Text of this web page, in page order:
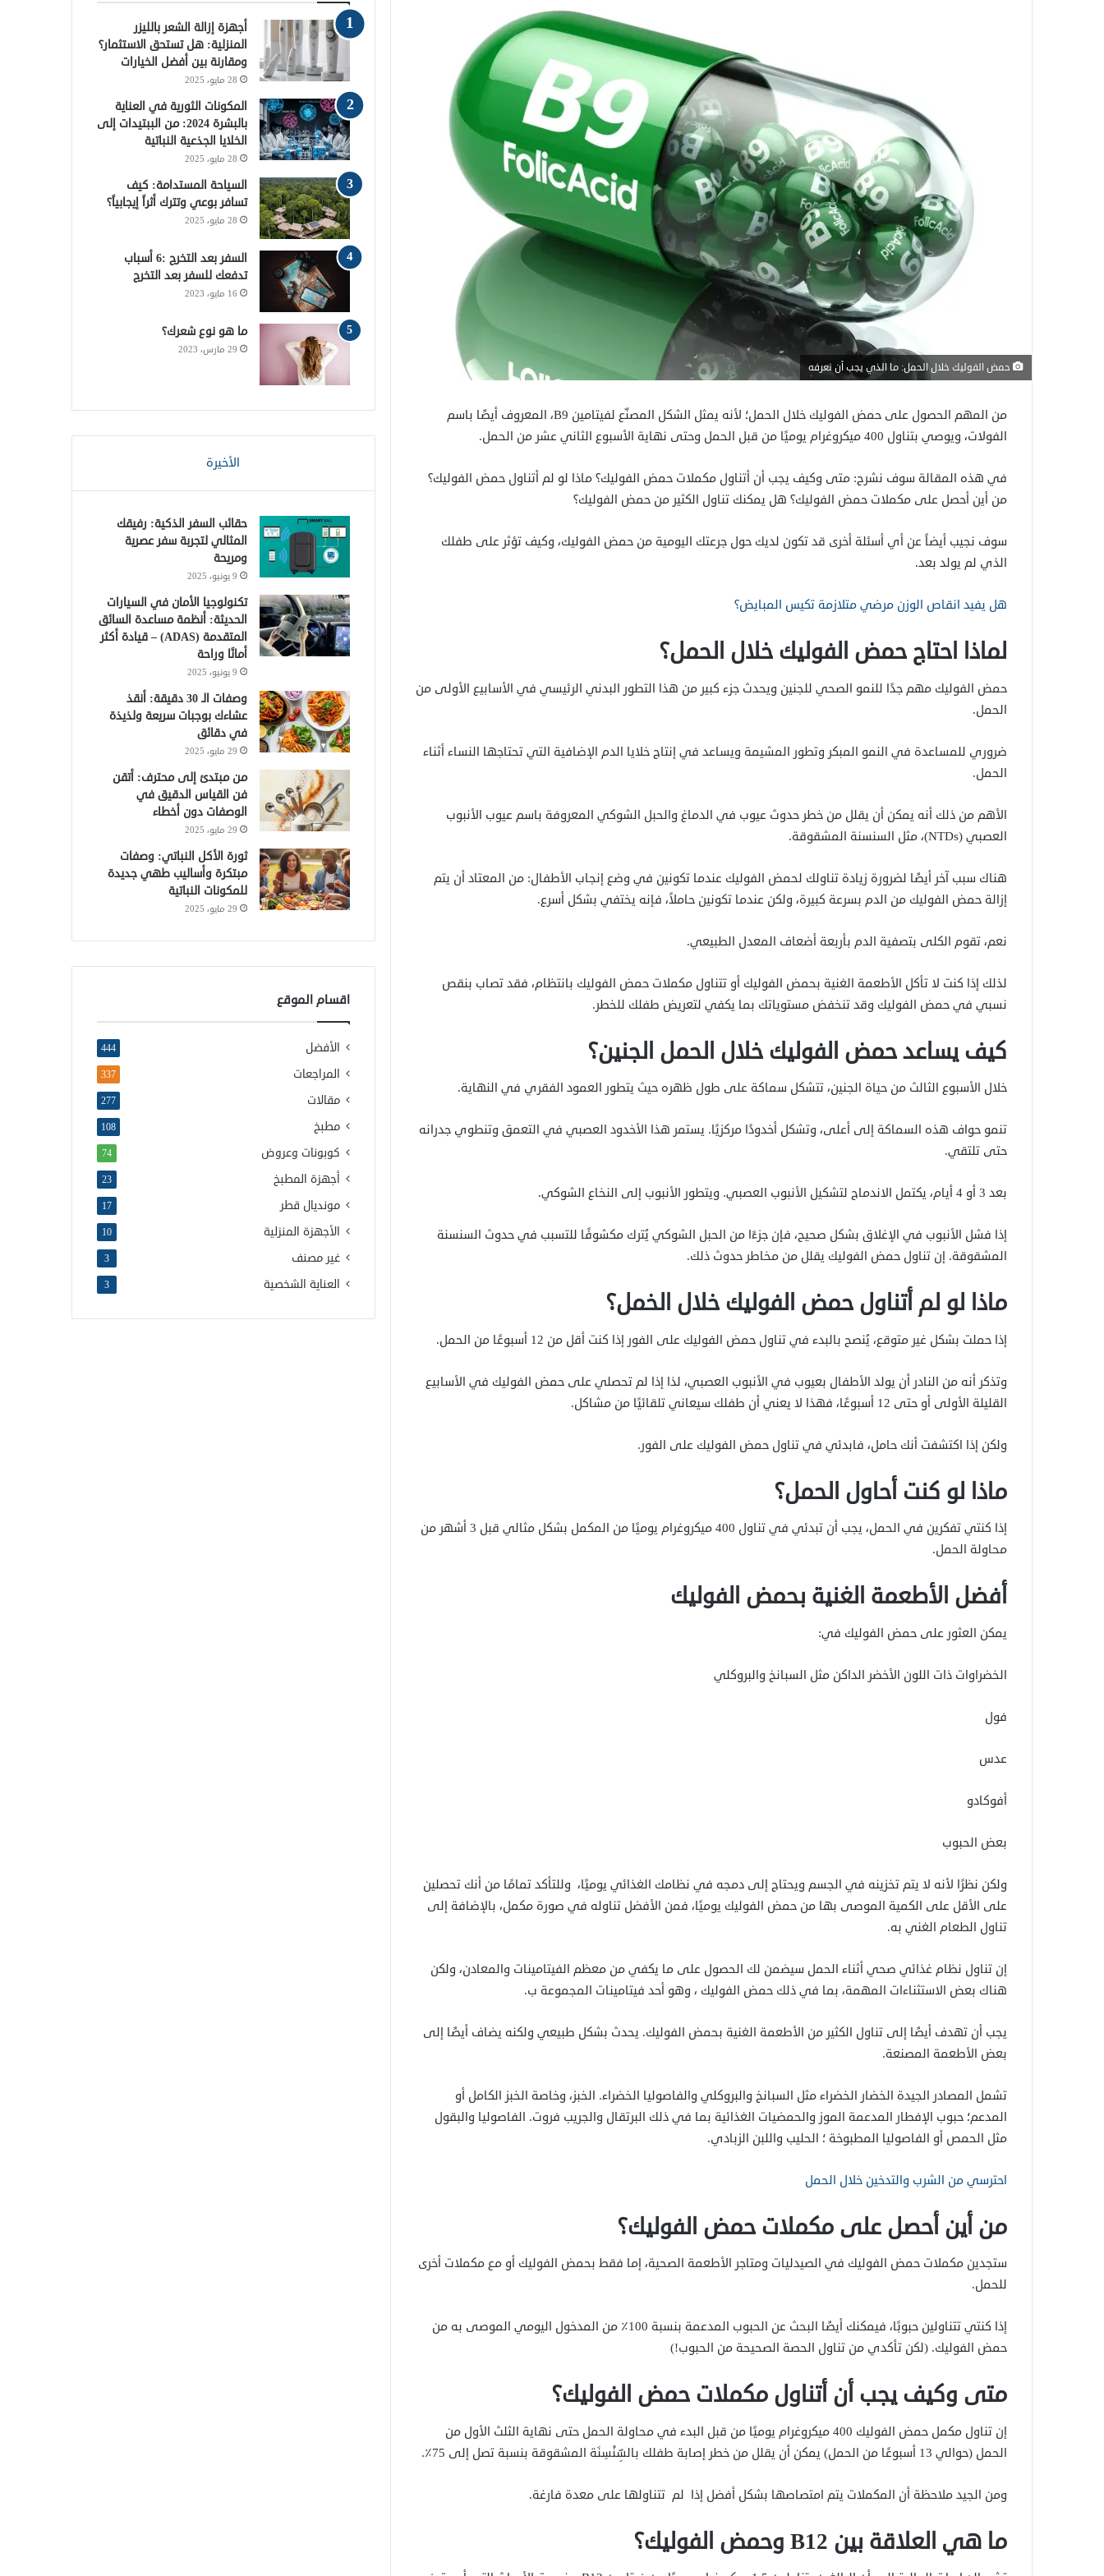
حمض الفوليك خلال الحمل: ما الذي يجب أن نعرفه
من المهم الحصول على حمض الفوليك خلال الحمل؛ لأنه يمثل الشكل المصنّع لفيتامين B9، المعروف أيضًا باسم
الفولات، ويوصي بتناول 400 ميكروغرام يوميًا من قبل الحمل وحتى نهاية الأسبوع الثاني عشر من الحمل.
في هذه المقالة سوف نشرح: متى وكيف يجب أن أتناول مكملات حمض الفوليك؟ ماذا لو لم أتناول حمض الفوليك؟
من أين أحصل على مكملات حمض الفوليك؟ هل يمكنك تناول الكثير من حمض الفوليك؟
سوف نجيب أيضاً عن أي أسئلة أخرى قد تكون لديك حول جرعتك اليومية من حمض الفوليك، وكيف تؤثر على طفلك
الذي لم يولد بعد.
هل يفيد انقاص الوزن مرضي متلازمة تكيس المبايض؟
لماذا احتاج حمض الفوليك خلال الحمل؟
حمض الفوليك مهم جدًا للنمو الصحي للجنين ويحدث جزء كبير من هذا التطور البدني الرئيسي في الأسابيع الأولى من
الحمل.
ضروري للمساعدة في النمو المبكر وتطور المشيمة ويساعد في إنتاج خلايا الدم الإضافية التي تحتاجها النساء أثناء
الحمل.
الأهم من ذلك أنه يمكن أن يقلل من خطر حدوث عيوب في الدماغ والحبل الشوكي المعروفة باسم عيوب الأنبوب
العصبي (NTDs)، مثل السنسنة المشقوقة.
هناك سبب آخر أيضًا لضرورة زيادة تناولك لحمض الفوليك عندما تكونين في وضع إنجاب الأطفال: من المعتاد أن يتم
إزالة حمض الفوليك من الدم بسرعة كبيرة، ولكن عندما تكونين حاملاً، فإنه يختفي بشكل أسرع.
نعم، تقوم الكلى بتصفية الدم بأربعة أضعاف المعدل الطبيعي.
لذلك إذا كنت لا تأكل الأطعمة الغنية بحمض الفوليك أو تتناول مكملات حمض الفوليك بانتظام، فقد تصاب بنقص
نسبي في حمض الفوليك وقد تنخفض مستوياتك بما يكفي لتعريض طفلك للخطر.
كيف يساعد حمض الفوليك خلال الحمل الجنين؟
خلال الأسبوع الثالث من حياة الجنين، تتشكل سماكة على طول ظهره حيث يتطور العمود الفقري في النهاية.
تنمو حواف هذه السماكة إلى أعلى، وتشكل أخدودًا مركزيًا. يستمر هذا الأخدود العصبي في التعمق وتنطوي جدرانه
حتى تلتقي.
بعد 3 أو 4 أيام، يكتمل الاندماج لتشكيل الأنبوب العصبي. ويتطور الأنبوب إلى النخاع الشوكي.
إذا فشل الأنبوب في الإغلاق بشكل صحيح، فإن جزءًا من الحبل الشوكي يُترك مكشوفًا للتسبب في حدوث السنسنة
المشقوقة. إن تناول حمض الفوليك يقلل من مخاطر حدوث ذلك.
ماذا لو لم أتناول حمض الفوليك خلال الخمل؟
إذا حملت بشكل غير متوقع، يُنصح بالبدء في تناول حمض الفوليك على الفور إذا كنت أقل من 12 أسبوعًا من الحمل.
وتذكر أنه من النادر أن يولد الأطفال بعيوب في الأنبوب العصبي، لذا إذا لم تحصلي على حمض الفوليك في الأسابيع
القليلة الأولى أو حتى 12 أسبوعًا، فهذا لا يعني أن طفلك سيعاني تلقائيًا من مشاكل.
ولكن إذا اكتشفت أنك حامل، فابدئي في تناول حمض الفوليك على الفور.
ماذا لو كنت أحاول الحمل؟
إذا كنتي تفكرين في الحمل، يجب أن تبدئي في تناول 400 ميكروغرام يوميًا من المكمل بشكل مثالي قبل 3 أشهر من
محاولة الحمل.
أفضل الأطعمة الغنية بحمض الفوليك
يمكن العثور على حمض الفوليك في:
الخضراوات ذات اللون الأخضر الداكن مثل السبانخ والبروكلي
فول
عدس
أفوكادو
بعض الحبوب
ولكن نظرًا لأنه لا يتم تخزينه في الجسم ويحتاج إلى دمجه في نظامك الغذائي يوميًا، وللتأكد تمامًا من أنك تحصلين
على الأقل على الكمية الموصى بها من حمض الفوليك يوميًا، فمن الأفضل تناوله في صورة مكمل، بالإضافة إلى
تناول الطعام الغني به.
إن تناول نظام غذائي صحي أثناء الحمل سيضمن لك الحصول على ما يكفي من معظم الفيتامينات والمعادن، ولكن
هناك بعض الاستثناءات المهمة، بما في ذلك حمض الفوليك ، وهو أحد فيتامينات المجموعة ب.
يجب أن تهدف أيضًا إلى تناول الكثير من الأطعمة الغنية بحمض الفوليك. يحدث بشكل طبيعي ولكنه يضاف أيضًا إلى
بعض الأطعمة المصنعة.
تشمل المصادر الجيدة الخضار الخضراء مثل السبانخ والبروكلي والفاصوليا الخضراء. الخبز، وخاصة الخبز الكامل أو
المدعم؛ حبوب الإفطار المدعمة الموز والحمضيات الغذائية بما في ذلك البرتقال والجريب فروت. الفاصوليا والبقول
مثل الحمص أو الفاصوليا المطبوخة ؛ الحليب واللبن الزبادي.
احترسي من الشرب والتدخين خلال الحمل
من أين أحصل على مكملات حمض الفوليك؟
ستجدين مكملات حمض الفوليك في الصيدليات ومتاجر الأطعمة الصحية، إما فقط بحمض الفوليك أو مع مكملات أخرى
للحمل.
إذا كنتي تتناولين حبوبًا، فيمكنك أيضًا البحث عن الحبوب المدعمة بنسبة 100٪ من المدخول اليومي الموصى به من
حمض الفوليك. (لكن تأكدي من تناول الحصة الصحيحة من الحبوب!)
متى وكيف يجب أن أتناول مكملات حمض الفوليك؟
إن تناول مكمل حمض الفوليك 400 ميكروغرام يوميًا من قبل البدء في محاولة الحمل حتى نهاية الثلث الأول من
الحمل (حوالي 13 أسبوعًا من الحمل) يمكن أن يقلل من خطر إصابة طفلك بالسِّنْسِنَة المشقوقة بنسبة تصل إلى 75٪.
ومن الجيد ملاحظة أن المكملات يتم امتصاصها بشكل أفضل إذا لم تتناولها على معدة فارغة.
ما هي العلاقة بين B12 وحمض الفوليك؟
و
ك
ر
ي
ر
ي
س
ت
ق
ر
م
ا
ل
م
و
R
S
أجهزة إزالة الشعر بالليزر
المنزلية: هل تستحق الاستثمار؟
ومقارنة بين أفضل الخيارات
28 مايو، 2025
المكونات الثورية في العناية
بالبشرة 2024: من الببتيدات إلى
الخلايا الجذعية النباتية
28 مايو، 2025
السياحة المستدامة: كيف
تسافر بوعي وتترك أثراً إيجابياً؟
28 مايو، 2025
السفر بعد التخرج :6 أسباب
تدفعك للسفر بعد التخرج
16 مايو، 2023
ما هو نوع شعرك؟
29 مارس، 2023
الأخيرة
حقائب السفر الذكية: رفيقك
المثالي لتجربة سفر عصرية
ومريحة
9 يونيو، 2025
تكنولوجيا الأمان في السيارات
الحديثة: أنظمة مساعدة السائق
المتقدمة (ADAS) – قيادة أكثر
أمانًا وراحة
9 يونيو، 2025
وصفات الـ 30 دقيقة: أنقذ
عشاءك بوجبات سريعة ولذيذة
في دقائق
29 مايو، 2025
من مبتدئ إلى محترف: أتقن
فن القياس الدقيق في
الوصفات دون أخطاء
29 مايو، 2025
ثورة الأكل النباتي: وصفات
مبتكرة وأساليب طهي جديدة
للمكونات النباتية
29 مايو، 2025
اقسام الموقع
الأفضل 444
المراجعات 337
مقالات 277
مطبخ 108
كوبونات وعروض 74
أجهزة المطبخ 23
مونديال قطر 17
الأجهزة المنزلية 10
غير مصنف 3
العناية الشخصية 3